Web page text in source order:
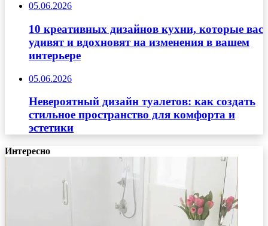
05.06.2026
10 креативных дизайнов кухни, которые вас
удивят и вдохновят на изменения в вашем
интерьере
05.06.2026
Невероятный дизайн туалетов: как создать
стильное пространство для комфорта и
эстетики
Интересно